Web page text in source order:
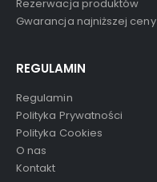
Rezerwacja produktów
Gwarancja najniższej ceny
REGULAMIN
Regulamin
Polityka Prywatności
Polityka Cookies
O nas
Kontakt